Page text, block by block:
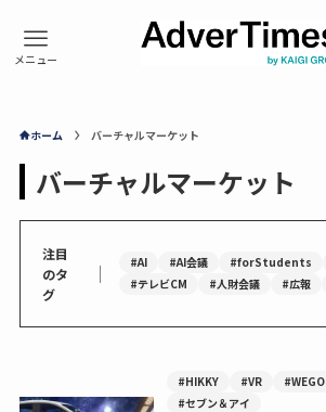
ホーム バーチャルマーケット
バーチャルマーケット
注目
のタ
グ
｜ #AI #AI会議 #forStudents
#テレビCM
#人財会議 #広報
#HIKKY #VR #WEGO
#セブン＆アイ